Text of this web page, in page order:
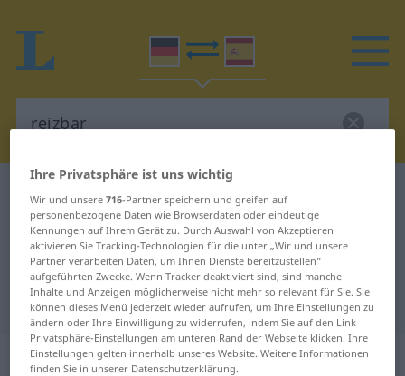
Deutsch-Spanisch Übersetzung für
"reizbar"
"reizbar" Spanisch Übersetzung
„reizbar“: Adjektiv
Ihre Privatsphäre ist uns wichtig
Wir und unsere716-Partner speichern und greifen auf
personenbezogene Daten wie Browserdaten oder eindeutige
Kennungen auf Ihrem Gerät zu. Durch Auswahl von Akzeptieren
aktivieren Sie Tracking-Technologien für die unter „Wir und unsere
Partner verarbeiten Daten, um Ihnen Dienste bereitzustellen“
aufgeführten Zwecke. Wenn Tracker deaktiviert sind, sind manche
Inhalte und Anzeigen möglicherweise nicht mehr so relevant für Sie. Sie
können dieses Menü jederzeit wieder aufrufen, um Ihre Einstellungen zu
ändern oder Ihre Einwilligung zu widerrufen, indem Sie auf den Link
Privatsphäre-Einstellungen am unteren Rand der Webseite klicken. Ihre
Einstellungen gelten innerhalb unseres Website. Weitere Informationen
finden Sie in unserer Datenschutzerklärung.